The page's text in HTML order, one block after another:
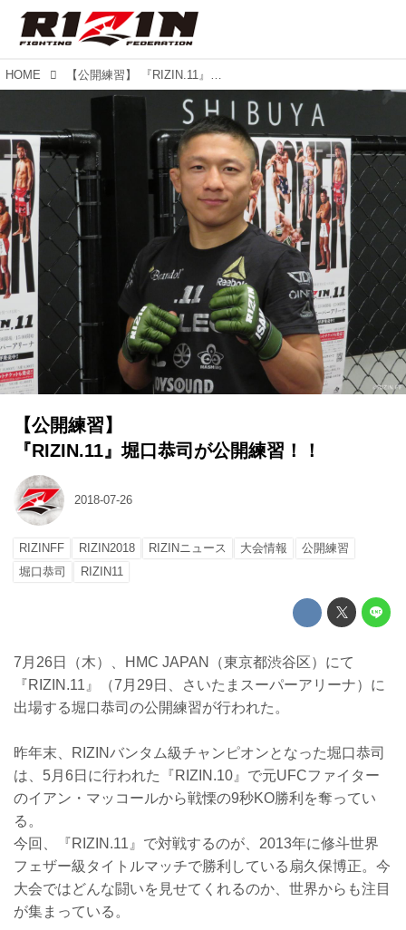
HOME 【公開練習】 『RIZIN.11』堀口恭司が公開練習！！
【公開練習】
『RIZIN.11』堀口恭司が公開練習！！
2018-07-26
RIZINFF RIZIN2018 RIZINニュース 大会情報
公開練習
堀口恭司
RIZIN11
7月26日（木）、HMC JAPAN（東京都渋谷区）にて
『RIZIN.11』（7月29日、さいたまスーパーアリーナ）に
出場する堀口恭司の公開練習が行われた。
昨年末、RIZINバンタム級チャンピオンとなった堀口恭司
は、5月6日に行われた『RIZIN.10』で元UFCファイター
のイアン・マッコールから戦慄の9秒KO勝利を奪ってい
る。
今回、『RIZIN.11』で対戦するのが、2013年に修斗世界
フェザー級タイトルマッチで勝利している扇久保博正。今
大会ではどんな闘いを見せてくれるのか、世界からも注目
が集まっている。